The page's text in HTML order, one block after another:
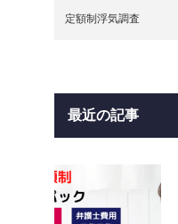
定額制浮気調査
最近の記事